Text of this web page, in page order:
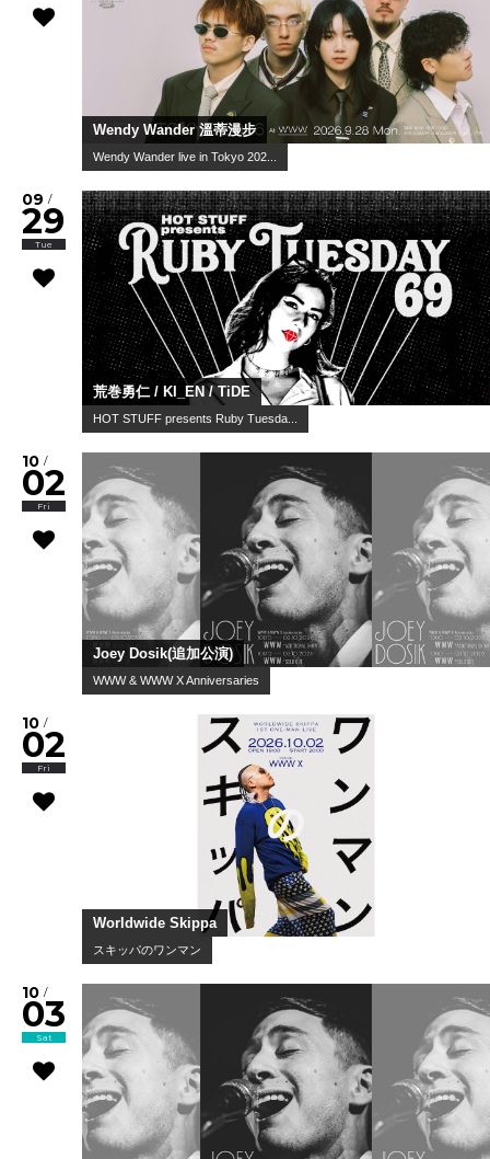
Wendy Wander 溫蒂漫步
Wendy Wander live in Tokyo 202...
09 /
29
Tue
荒巻勇仁 / KI_EN / TiDE
HOT STUFF presents Ruby Tuesda...
10 /
02
Fri
Joey Dosik(追加公演)
WWW & WWW X Anniversaries
10 /
02
Fri
Worldwide Skippa
スキッパのワンマン
10 /
03
Sat